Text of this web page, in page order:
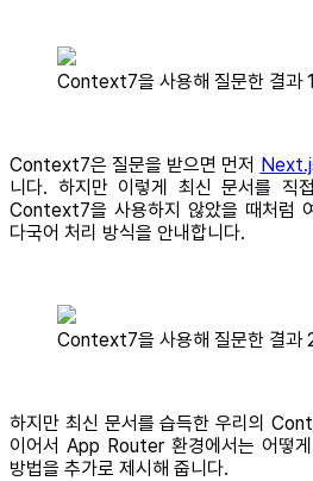
Context7을 사용해 질문한 결과
Context7은 질문을 받으면 먼저
니다. 하지만 이렇게 최신 문서를 직
Context7을 사용하지 않았을 때처럼
다국어 처리 방식을 안내합니다.
Context7을 사용해 질문한 결과
하지만 최신 문서를 습득한 우리의
이어서 App Router 환경에서는 어떻
방법을 추가로 제시해 줍니다.